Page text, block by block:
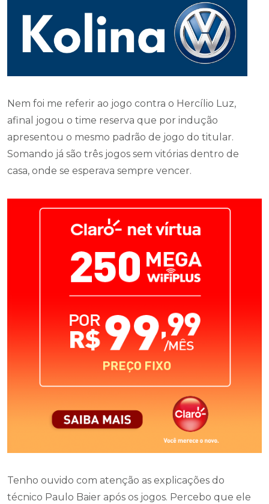
Nem foi me referir ao jogo contra o Hercílio Luz,
afinal jogou o time reserva que por indução
apresentou o mesmo padrão de jogo do titular.
Somando já são três jogos sem vitórias dentro de
casa, onde se esperava sempre vencer.
Tenho ouvido com atenção as explicações do
técnico Paulo Baier após os jogos. Percebo que ele